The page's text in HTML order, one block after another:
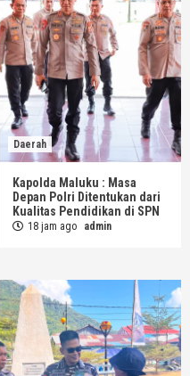
Daerah
Kapolda Maluku : Masa
Depan Polri Ditentukan dari
Kualitas Pendidikan di SPN
18 jam ago admin